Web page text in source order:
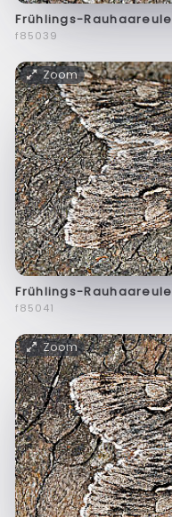
Frühlings-Rauhaareule
f85039
Zoom
Frühlings-Rauhaareule
f85041
Zoom